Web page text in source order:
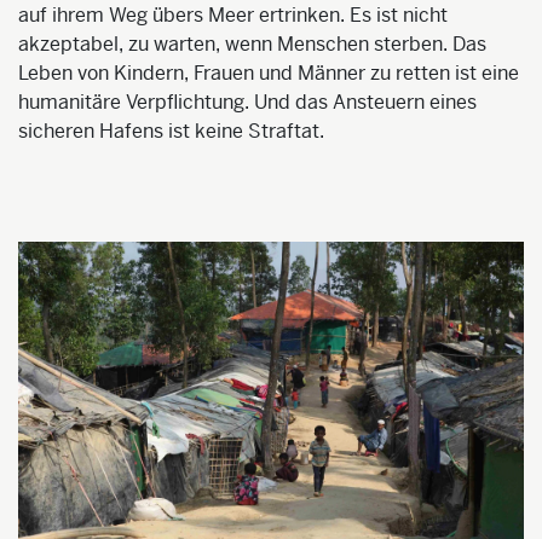
auf ihrem Weg übers Meer ertrinken. Es ist nicht
akzeptabel, zu warten, wenn Menschen sterben. Das
Leben von Kindern, Frauen und Männer zu retten ist eine
humanitäre Verpflichtung. Und das Ansteuern eines
sicheren Hafens ist keine Straftat.